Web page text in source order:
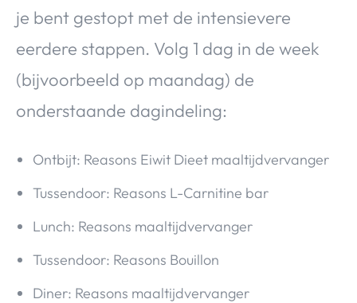
je bent gestopt met de intensievere
eerdere stappen. Volg 1 dag in de week
(bijvoorbeeld op maandag) de
onderstaande dagindeling:
Ontbijt: Reasons Eiwit Dieet maaltijdvervanger
Tussendoor: Reasons L-Carnitine bar
Lunch: Reasons maaltijdvervanger
Tussendoor: Reasons Bouillon
Diner: Reasons maaltijdvervanger